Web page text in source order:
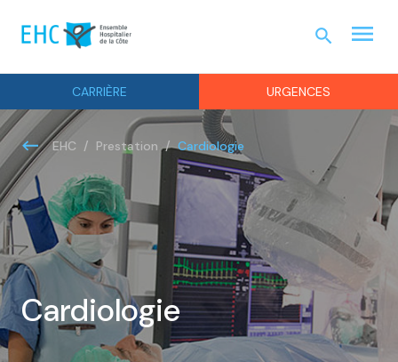
CARRIÈRE URGENCES
search menu
EHC Prestation Cardiologie
Cardiologie